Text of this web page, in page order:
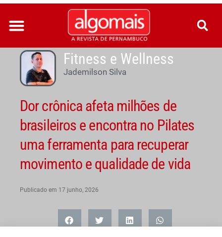
Ir
para
conteúdo
Fitness e Wellness
Jademilson Silva
Dor crônica afeta milhões de
brasileiros e encontra no Pilates
uma ferramenta para recuperar
movimento e qualidade de vida
Publicado em 17 junho, 2026